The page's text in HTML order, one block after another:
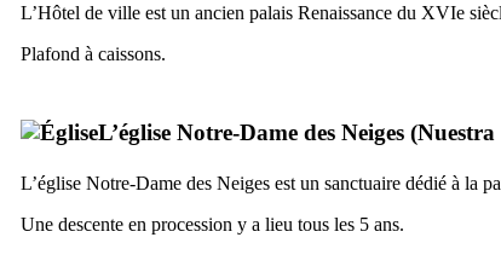
L’Hôtel de ville est un ancien palais Renaissance du XVIe
Plafond à caissons.
L’église Notre-Dame des Neiges (Nuestra
L’église Notre-Dame des Neiges est un sanctuaire dédié à la
Une descente en procession y a lieu tous les 5 ans.